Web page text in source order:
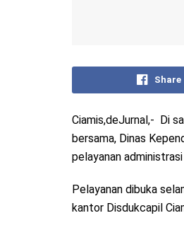
Share
Ciamis,deJurnal,- Di
bersama, Dinas
pelayanan
Pelayanan dibuka
kantor Disdukcapil